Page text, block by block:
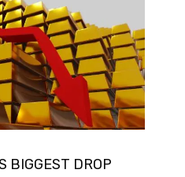
BIGGEST DROP